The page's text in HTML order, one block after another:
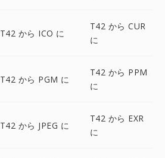
T42 から ICO に
T42 から CUR
に
T42 から PGM に
T42 から PPM
に
T42 から JPEG に
T42 から EXR
に